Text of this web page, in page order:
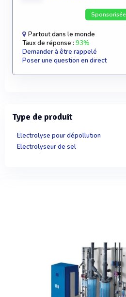
Sponsorisée
Partout dans le monde
Taux de réponse : 93%
Demander à être rappelé
Poser une question en direct
Type de produit
Electrolyse pour dépollution
Electrolyseur de sel